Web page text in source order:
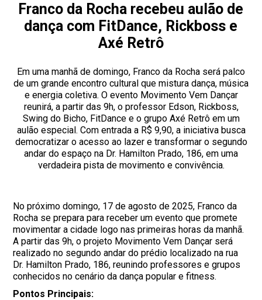
Franco da Rocha recebeu aulão de
dança com FitDance, Rickboss e
Axé Retrô
Em uma manhã de domingo, Franco da Rocha será palco
de um grande encontro cultural que mistura dança, música
e energia coletiva. O evento Movimento Vem Dançar
reunirá, a partir das 9h, o professor Edson, Rickboss,
Swing do Bicho, FitDance e o grupo Axé Retrô em um
aulão especial. Com entrada a R$ 9,90, a iniciativa busca
democratizar o acesso ao lazer e transformar o segundo
andar do espaço na Dr. Hamilton Prado, 186, em uma
verdadeira pista de movimento e convivência.
No próximo domingo, 17 de agosto de 2025, Franco da
Rocha se prepara para receber um evento que promete
movimentar a cidade logo nas primeiras horas da manhã.
A partir das 9h, o projeto Movimento Vem Dançar será
realizado no segundo andar do prédio localizado na rua
Dr. Hamilton Prado, 186, reunindo professores e grupos
conhecidos no cenário da dança popular e fitness.
Pontos Principais: